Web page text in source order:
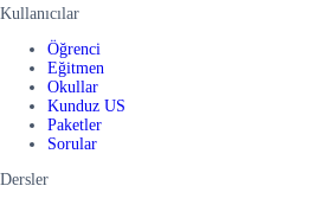
Kullanıcılar
Öğrenci
Eğitmen
Okullar
Kunduz US
Paketler
Sorular
Dersler